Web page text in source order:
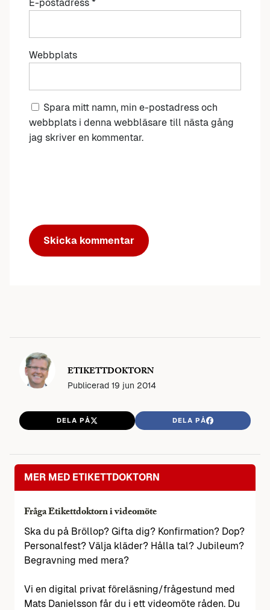
E-postadress *
Webbplats
Spara mitt namn, min e-postadress och
webbplats i denna webbläsare till nästa gång
jag skriver en kommentar.
ETIKETTDOKTORN
Publicerad 19 jun 2014
DELA PÅ DELA PÅ
MER MED ETIKETTDOKTORN
Fråga Etikettdoktorn i videomöte
Ska du på Bröllop? Gifta dig? Konfirmation? Dop?
Personalfest? Välja kläder? Hålla tal? Jubileum?
Begravning med mera?
Vi en digital privat föreläsning/frågestund med
Mats Danielsson får du i ett videomöte råden. Du